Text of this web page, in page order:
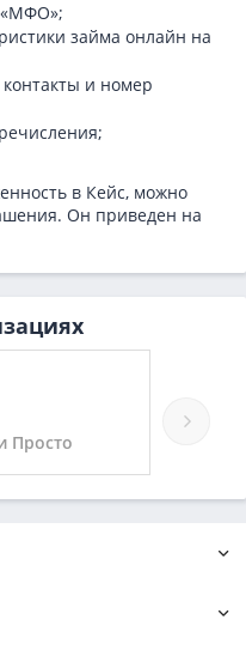
«МФО»;
займа онлайн на
контакты и номер
в Кейс, можно
Он приведен на
Просто